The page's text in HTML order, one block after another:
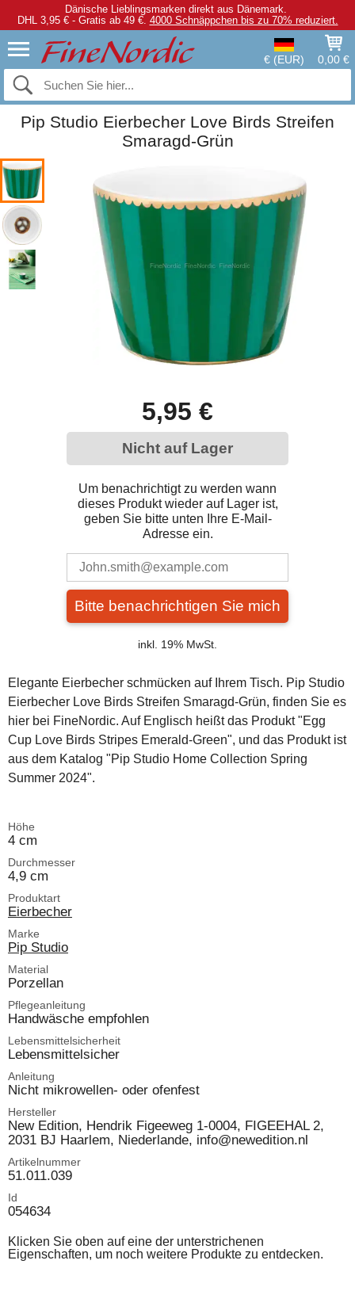
Dänische Lieblingsmarken direkt aus Dänemark.
DHL 3,95 € - Gratis ab 49 €. 4000 Schnäppchen bis zu 70% reduziert.
€ (EUR) 0,00 €
Pip Studio Eierbecher Love Birds Streifen
Smaragd-Grün
5,95 €
Nicht auf Lager
Um benachrichtigt zu werden wann
dieses Produkt wieder auf Lager ist,
geben Sie bitte unten Ihre E-Mail-
Adresse ein.
Bitte benachrichtigen Sie mich
inkl. 19% MwSt.
Elegante Eierbecher schmücken auf Ihrem Tisch. Pip Studio
Eierbecher Love Birds Streifen Smaragd-Grün, finden Sie es
hier bei FineNordic. Auf Englisch heißt das Produkt "Egg
Cup Love Birds Stripes Emerald-Green", und das Produkt ist
aus dem Katalog "Pip Studio Home Collection Spring
Summer 2024".
Höhe
4 cm
Durchmesser
4,9 cm
Produktart
Eierbecher
Marke
Pip Studio
Material
Porzellan
Pflegeanleitung
Handwäsche empfohlen
Lebensmittelsicherheit
Lebensmittelsicher
Anleitung
Nicht mikrowellen- oder ofenfest
Hersteller
New Edition, Hendrik Figeeweg 1-0004, FIGEEHAL 2,
2031 BJ Haarlem, Niederlande, info@newedition.nl
Artikelnummer
51.011.039
Id
054634
Klicken Sie oben auf eine der unterstrichenen
Eigenschaften, um noch weitere Produkte zu entdecken.